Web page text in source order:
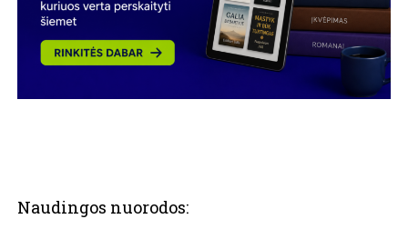
Naudingos nuorodos: